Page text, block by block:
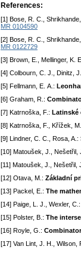
References:
[1] Bose, R. C.,
MR 0104590
[2] Bose, R. C.,
MR 0122729
[3] Brown, E., Mellinger, K.
[4] Colbourn, C. J., Dinitz,
[5] Fellmann, E. A.:
[6] Graham, R.:
[7] Katrnoška, F.: Latinské
[8] Katrnoška, F., Křížek,
[9] Lindner, C. C., Rosa, A.:
[10] Matoušek, J., Nešetřil,
[11] Matoušek, J., Nešetřil,
[12] Otava, M.: Základní
[13] Packel, E.: The
[14] Paige, L. J., Wexler, C.:
[15] Polster, B.: The
[16] Royle, G.:
[17] Van Lint, J. H., Wilson,